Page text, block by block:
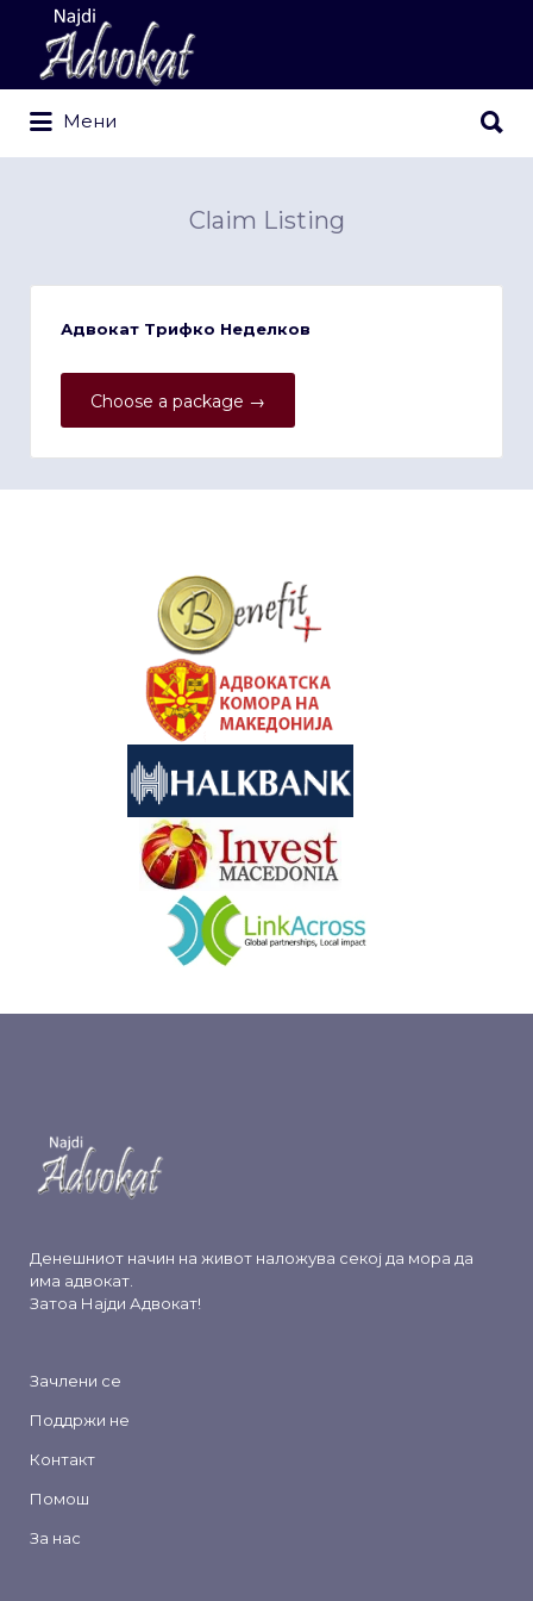
Search
for:
Мени
for:
Claim Listing
Адвокат Трифко Неделков
Денешниот начин на живот наложува секој да мора да
има адвокат.
Затоа Најди Адвокат!
Зачлени се
Поддржи не
Контакт
Помош
За нас